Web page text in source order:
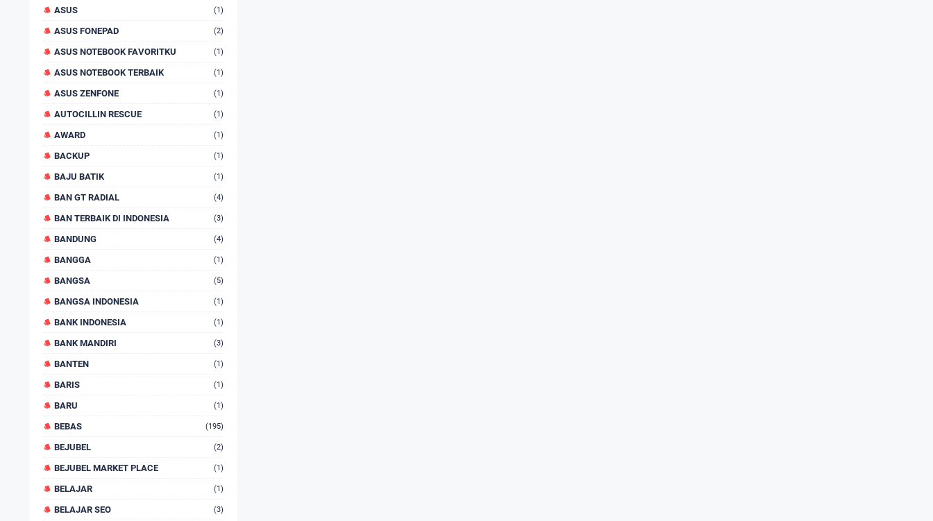
ASUS (1)
ASUS FONEPAD (2)
ASUS NOTEBOOK FAVORITKU (1)
ASUS NOTEBOOK TERBAIK (1)
ASUS ZENFONE (1)
AUTOCILLIN RESCUE (1)
AWARD (1)
BACKUP (1)
BAJU BATIK (1)
BAN GT RADIAL (4)
BAN TERBAIK DI INDONESIA (3)
BANDUNG (4)
BANGGA (1)
BANGSA (5)
BANGSA INDONESIA (1)
BANK INDONESIA (1)
BANK MANDIRI (3)
BANTEN (1)
BARIS (1)
BARU (1)
BEBAS (195)
BEJUBEL (2)
BEJUBEL MARKET PLACE (1)
BELAJAR (1)
BELAJAR SEO (3)